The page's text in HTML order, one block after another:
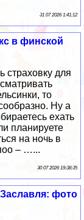
31 07 2026 1:41:12
в финской
страховку для
то
Ну а
ехать
планируете
на ночь в
– …...
30 07 2026 19:38:35
фото